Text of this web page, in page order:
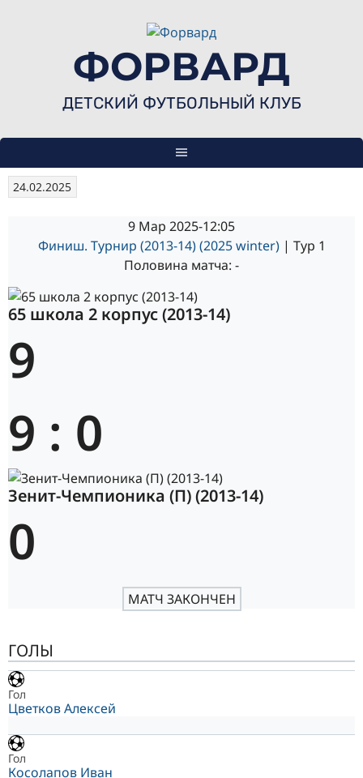
ФОРВАРД
ДЕТСКИЙ ФУТБОЛЬНЫЙ КЛУБ
24.02.2025
9 Мар 2025-12:05
Финиш. Турнир (2013-14) (2025 winter) | Тур 1
Половина матча: -
65 школа 2 корпус (2013-14)
9
9 : 0
Зенит-Чемпионика (П) (2013-14)
0
МАТЧ ЗАКОНЧЕН
ГОЛЫ
Гол
Цветков Алексей
Гол
Косолапов Иван